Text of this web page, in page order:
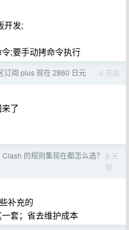
开发;
;要手动拷命令执行
订阅 plus 现在 2860 日元 6 天前
了
Clash 的规则集现在都怎么选？ 8 天
前
补充的
套；省去维护成本